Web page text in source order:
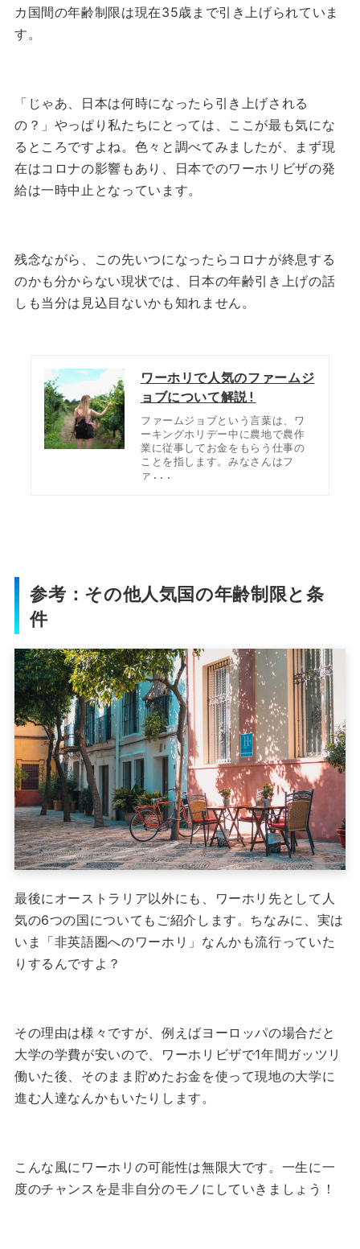
カ国間の年齢制限は現在35歳まで引き上げられていま
す。
「じゃあ、日本は何時になったら引き上げされる
の？」 やっぱり私たちにとっては、ここが最も気にな
るところですよね。 色々と調べてみましたが、まず現
在はコロナの影響もあり、日本でのワーホリビザの発
給は一時中止となっています。
残念ながら、この先いつになったらコロナが終息する
のかも分からない現状では、日本の年齢引き上げの話
しも当分は見込目ないかも知れません。
ワーホリで人気のファームジ
ョブについて解説!
ファームジョブという言葉は、ワ
ーキングホリデー中に農地で農作
業に従事してお金をもらう仕事の
ことを指します。みなさんはフ
ァ...
参考：その他人気国の年齢制限と条
件
最後にオーストラリア以外にも、ワーホリ先として人
気の6つの国についてもご紹介します。 ちなみに、実は
いま「非英語圏へのワーホリ」なんかも流行っていた
りするんですよ？
その理由は様々ですが、例えばヨーロッパの場合だと
大学の学費が安いので、ワーホリビザで1年間ガッツリ
働いた後、そのまま貯めたお金を使って現地の大学に
進む人達なんかもいたりします。
こんな風にワーホリの可能性は無限大です。 一生に一
度のチャンスを是非自分のモノにしていきましょう！